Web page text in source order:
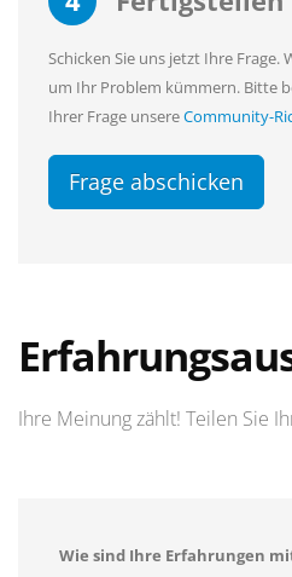
Schicken Sie uns jetzt Ihre Frage.
um Ihr Problem kümmern. Bitte
Ihrer Frage unsereCommunity-
Frage abschicken
Ihre Meinung zählt! Teilen Sie
Wie sind Ihre Erfahrungen